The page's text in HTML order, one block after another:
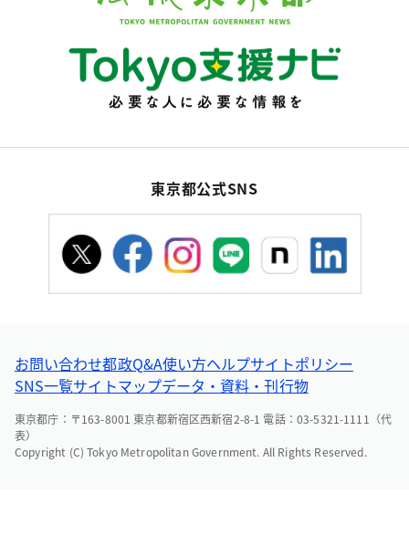
東京都公式SNS
お問い合わせ都政Q&A使い方ヘルプサイトポリシー
SNS一覧サイトマップデータ・資料・刊行物
東京都庁：〒163-8001 東京都新宿区西新宿2-8-1 電話：03-5321-1111（代
表）
Copyright (C) Tokyo Metropolitan Government. All Rights Reserved.